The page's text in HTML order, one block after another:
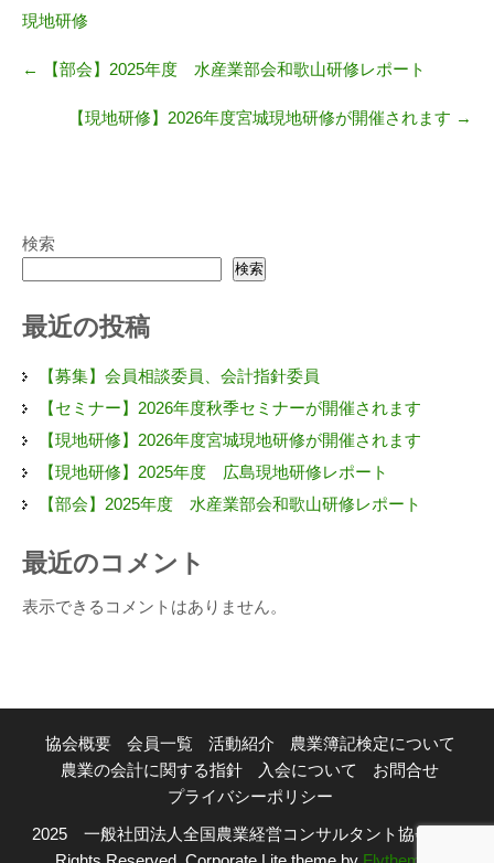
現地研修
← 【部会】2025年度 水産業部会和歌山研修レポート
【現地研修】2026年度宮城現地研修が開催されます →
検索
検索
最近の投稿
【募集】会員相談委員、会計指針委員
【セミナー】2026年度秋季セミナーが開催されます
【現地研修】2026年度宮城現地研修が開催されます
【現地研修】2025年度 広島現地研修レポート
【部会】2025年度 水産業部会和歌山研修レポート
最近のコメント
表示できるコメントはありません。
協会概要 会員一覧 活動紹介
農業簿記検定について
農業の会計に関する指針
入会について
お問合せ
プライバシーポリシー
2025 一般社団法人全国農業経営コンサルタント協会 | All